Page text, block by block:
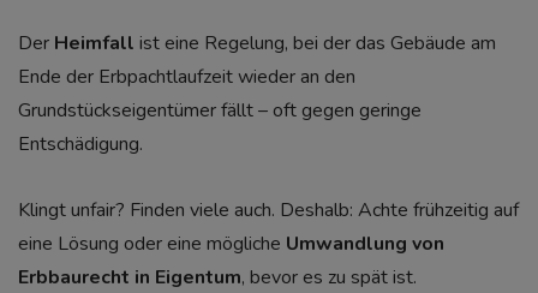
Der Heimfall ist eine Regelung, bei der das Gebäude am
Ende der Erbpachtlaufzeit wieder an den
Grundstückseigentümer fällt – oft gegen geringe
Entschädigung.
Klingt unfair? Finden viele auch. Deshalb: Achte frühzeitig auf
eine Lösung oder eine mögliche Umwandlung von
Erbbaurecht in Eigentum, bevor es zu spät ist.